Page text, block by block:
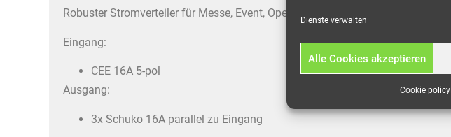
Dienste verwalten
Alle Cookies akzeptieren
Cookie policy
Robuster Stromverteiler für Messe, Event, Open-Air, Baustelle, …
Eingang:
CEE 16A 5-pol
Ausgang:
3x Schuko 16A parallel zu Eingang